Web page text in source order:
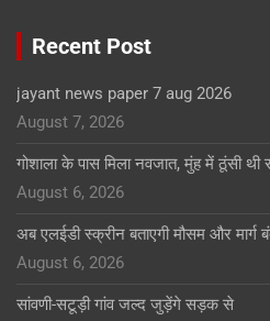
Recent Post
jayant news paper 7 aug 2026
August 7, 2026
गोशाला के पास मिला नवजात, मुंह में ठूंसी थी
August 6, 2026
अब एलईडी स्क्रीन बताएगी मौसम और मार्ग
August 6, 2026
सांवणी-सटूड़ी गांव जल्द जुड़ेंगे सड़क से